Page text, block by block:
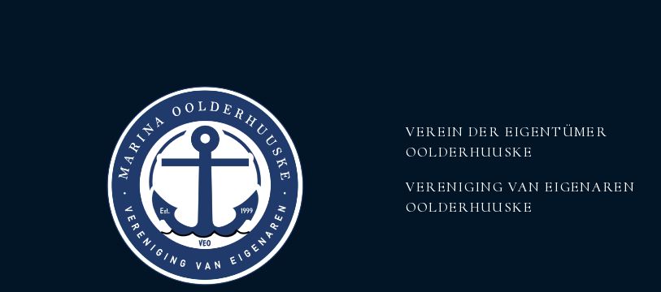
VEREIN DER EIGENTÜMER
OOLDERHUUSKE
VERENIGING VAN EIGENAREN
OOLDERHUUSKE